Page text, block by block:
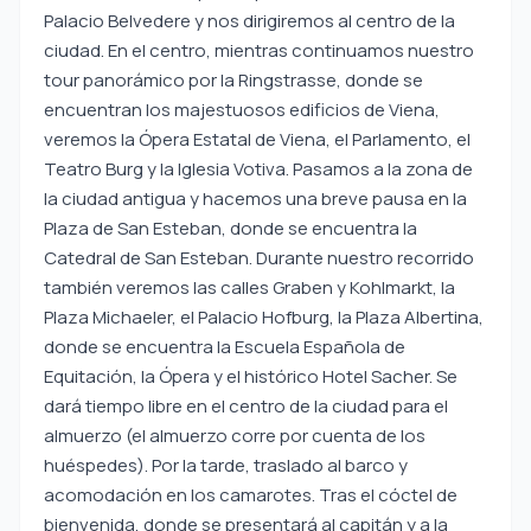
Palacio Belvedere y nos dirigiremos al centro de la
ciudad. En el centro, mientras continuamos nuestro
tour panorámico por la Ringstrasse, donde se
encuentran los majestuosos edificios de Viena,
veremos la Ópera Estatal de Viena, el Parlamento, el
Teatro Burg y la Iglesia Votiva. Pasamos a la zona de
la ciudad antigua y hacemos una breve pausa en la
Plaza de San Esteban, donde se encuentra la
Catedral de San Esteban. Durante nuestro recorrido
también veremos las calles Graben y Kohlmarkt, la
Plaza Michaeler, el Palacio Hofburg, la Plaza Albertina,
donde se encuentra la Escuela Española de
Equitación, la Ópera y el histórico Hotel Sacher. Se
dará tiempo libre en el centro de la ciudad para el
almuerzo (el almuerzo corre por cuenta de los
huéspedes). Por la tarde, traslado al barco y
acomodación en los camarotes. Tras el cóctel de
bienvenida, donde se presentará al capitán y a la